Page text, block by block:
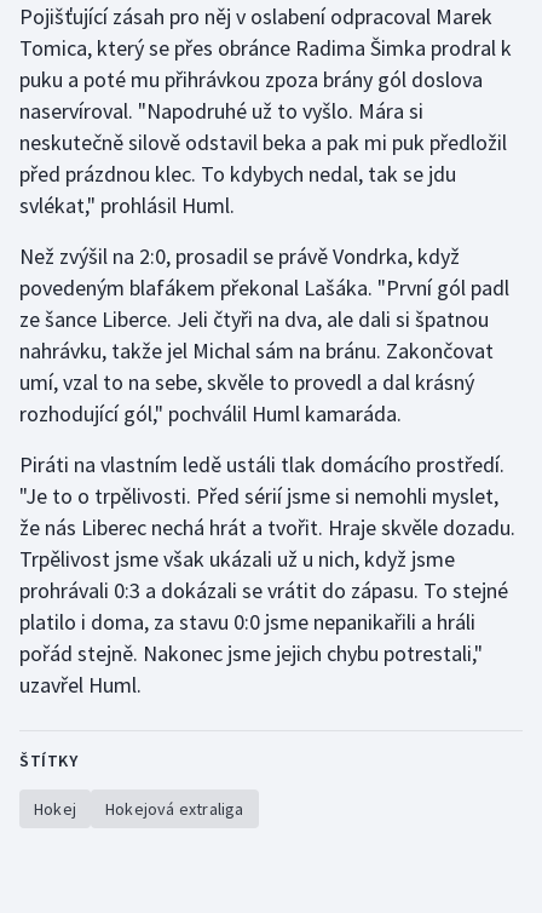
Short track
Sportovní střelba
Stolní tenis
Triatlon
Veslování
Vodní slalom
Volejbal
Ostatní
Pojišťující zásah pro něj v oslabení odpracoval Marek
Tomica, který se přes obránce Radima Šimka prodral k
puku a poté mu přihrávkou zpoza brány gól doslova
naservíroval. "Napodruhé už to vyšlo. Mára si
neskutečně silově odstavil beka a pak mi puk předložil
před prázdnou klec. To kdybych nedal, tak se jdu
svlékat," prohlásil Huml.
Než zvýšil na 2:0, prosadil se právě Vondrka, když
povedeným blafákem překonal Lašáka. "První gól padl
ze šance Liberce. Jeli čtyři na dva, ale dali si špatnou
nahrávku, takže jel Michal sám na bránu. Zakončovat
umí, vzal to na sebe, skvěle to provedl a dal krásný
rozhodující gól," pochválil Huml kamaráda.
Piráti na vlastním ledě ustáli tlak domácího prostředí.
"Je to o trpělivosti. Před sérií jsme si nemohli myslet,
že nás Liberec nechá hrát a tvořit. Hraje skvěle dozadu.
Trpělivost jsme však ukázali už u nich, když jsme
prohrávali 0:3 a dokázali se vrátit do zápasu. To stejné
platilo i doma, za stavu 0:0 jsme nepanikařili a hráli
pořád stejně. Nakonec jsme jejich chybu potrestali,"
uzavřel Huml.
ŠTÍTKY
Hokej Hokejová extraliga